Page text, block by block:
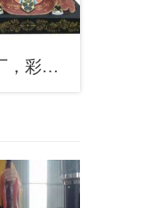
户外三官大帝神像工厂，彩绘工艺，玻璃钢三官大帝神像生产